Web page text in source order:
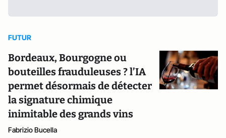
FUTUR
Bordeaux, Bourgogne ou
bouteilles frauduleuses ? l’IA
permet désormais de détecter
la signature chimique
inimitable des grands vins
Fabrizio Bucella